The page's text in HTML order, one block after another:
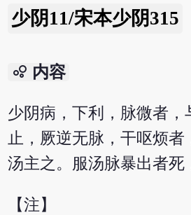
少阴11/宋本少阴315
bubble_chart 内容
少阴病，下利，脉微者，
止，厥逆无脉，干呕烦者
汤主之。服汤脉暴出者死
【注】